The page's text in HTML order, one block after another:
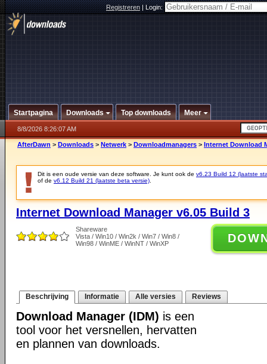
Registreren|Login:
Startpagina Downloads Top downloads Meer
8/8/2026 8:26:07 AM
AfterDawn > Downloads > Netwerk > Downloadmanagers > Internet Download
Dit is een oude versie van deze software. Je kunt ook de v6.23 Build 12 (laatste
of de v6.12 Build 21 (laatste beta versie)
Internet Download Manager v6.05 Build 3
Shareware
Vista / Win10 / Win2k / Win7 / Win8 /
Win98 / WinME / WinNT / WinXP
Beschrijving Informatie Alle versies Reviews
Download Manager (IDM) is een
tool voor het versnellen, hervatten
en plannen van downloads.